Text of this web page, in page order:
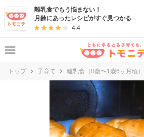
離乳食でもう悩まない！
月齢にあったレシピがすぐ見つかる
4.4
トップ 子育て 離乳食（0歳〜1歳6ヶ月頃）
妊娠・出産・子育て情報サイト | トモニ